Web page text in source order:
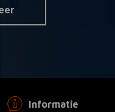
Informatie